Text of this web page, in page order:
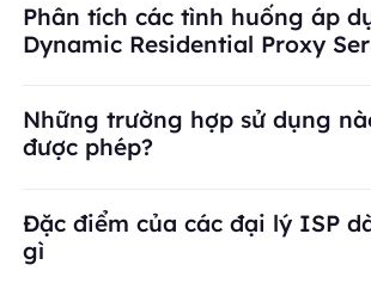
Phân tích các tình huống áp
Dynamic Residential Proxy
Những trường hợp sử dụng
được phép?
BestProxy không hỗ trợ gian
Đặc điểm của các đại lý ISP
gì